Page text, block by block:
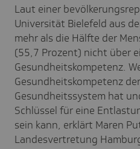
Laut einer
Universität Bielefeld aus
mehr als die Hälfte der
(55,7 Prozent) nicht über
Gesundheitskompetenz.
Gesundheitskompetenz
Gesundheitssystem hat
Schlüssel für eine
sein kann, erklärt Maren
Landesvertretung